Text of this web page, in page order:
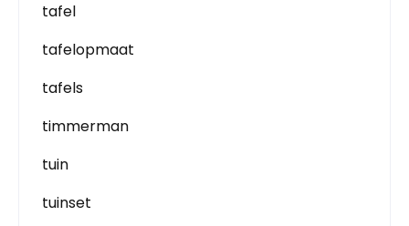
tafel
tafelopmaat
tafels
timmerman
tuin
tuinset